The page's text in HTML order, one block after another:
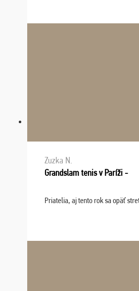
Zuzka N.
Grandslam tenis v Paríži -
Priatelia, aj tento rok sa opäť